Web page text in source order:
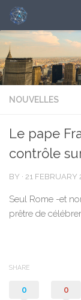
NOUVELLES
Le pape
contrôle
BY · 21 FEBRUARY
Seul Rome -et
prêtre de
SHARE
0 0